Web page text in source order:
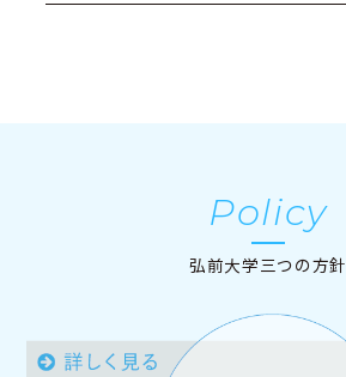
Policy
弘前大学三つの方針